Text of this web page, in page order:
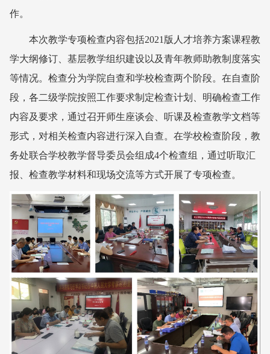
作。
本次教学专项检查内容包括2021版人才培养方案课程教
学大纲修订、基层教学组织建设以及青年教师助教制度落实
等情况。检查分为学院自查和学校检查两个阶段。在自查阶
段，各二级学院按照工作要求制定检查计划、明确检查工作
内容及要求，通过召开师生座谈会、听课及检查教学文档等
形式，对相关检查内容进行深入自查。在学校检查阶段，教
务处联合学校教学督导委员会组成4个检查组，通过听取汇
报、检查教学材料和现场交流等方式开展了专项检查。